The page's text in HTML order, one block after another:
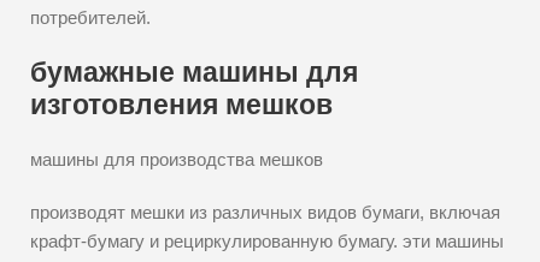
потребителей.
бумажные машины для
изготовления мешков
машины для производства мешков
производят мешки из различных видов бумаги, включая
крафт-бумагу и рециркулированную бумагу. эти машины